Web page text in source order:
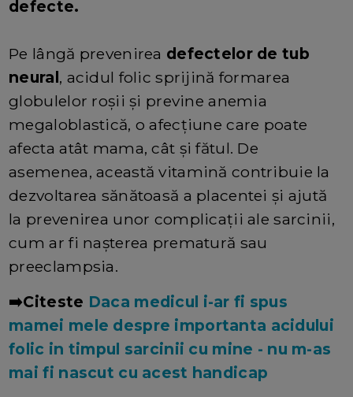
defecte.
Pe lângă prevenirea defectelor de tub
neural, acidul folic sprijină formarea
globulelor roșii și previne anemia
megaloblastică, o afecțiune care poate
afecta atât mama, cât și fătul. De
asemenea, această vitamină contribuie la
dezvoltarea sănătoasă a placentei și ajută
la prevenirea unor complicații ale sarcinii,
cum ar fi nașterea prematură sau
preeclampsia.
➡️Citeste Daca medicul i-ar fi spus
mamei mele despre importanta acidului
folic in timpul sarcinii cu mine - nu m-as
mai fi nascut cu acest handicap